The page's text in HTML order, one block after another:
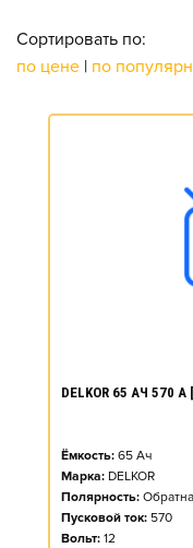
Сортировать по:
по цене | по
DELKOR 65 АЧ 570
Ёмкость: 65 Ач
Марка: DELKOR
Полярность:
Пусковой ток: 570
Вольт: 12